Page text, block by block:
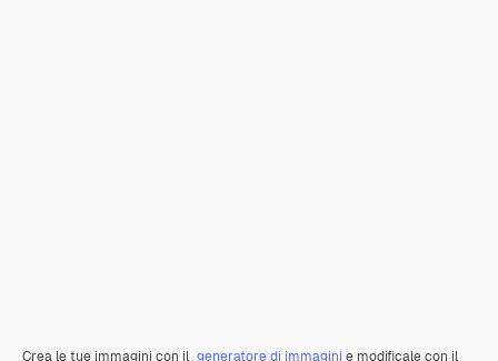
Crea le tue immagini con il generatore di immagini e modificale con il